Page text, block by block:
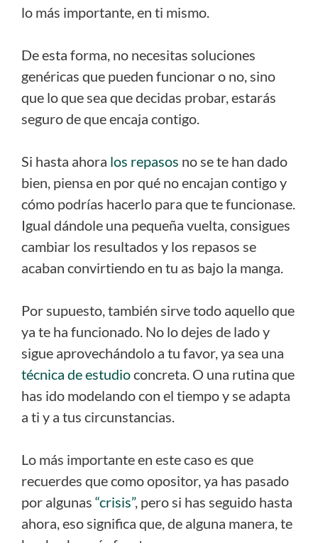
lo más importante, en ti mismo.
De esta forma, no necesitas soluciones
genéricas que pueden funcionar o no, sino
que lo que sea que decidas probar, estarás
seguro de que encaja contigo.
Si hasta ahora los repasos no se te han dado
bien, piensa en por qué no encajan contigo y
cómo podrías hacerlo para que te funcionase.
Igual dándole una pequeña vuelta, consigues
cambiar los resultados y los repasos se
acaban convirtiendo en tu as bajo la manga.
Por supuesto, también sirve todo aquello que
ya te ha funcionado. No lo dejes de lado y
sigue aprovechándolo a tu favor, ya sea una
técnica de estudioconcreta. O una rutina que
has ido modelando con el tiempo y se adapta
a ti y a tus circunstancias.
Lo más importante en este caso es que
recuerdes que como opositor, ya has pasado
por algunas “crisis”, pero si has seguido hasta
ahora, eso significa que, de alguna manera, te